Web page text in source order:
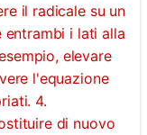
il radicale su un
entrambi i lati alla
elevare
l'equazione
4.
di nuovo